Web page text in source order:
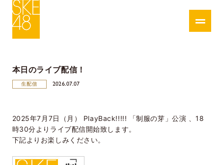
本日のライブ配信！
生配信 2026.07.07
2025年7月7日（月） PlayBack!!!!! 「制服の芽」公演 、18
時30分よりライブ配信開始致します。
下記よりお楽しみください。